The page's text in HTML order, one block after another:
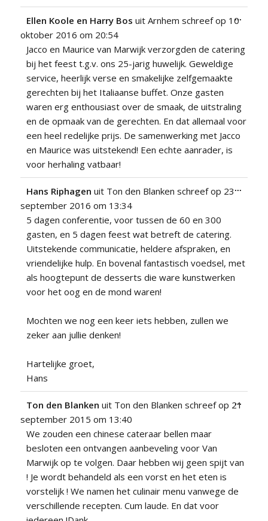
Ellen Koole en Harry Bos uit Arnhem schreef op 10
oktober 2016 om 20:54
Jacco en Maurice van Marwijk verzorgden de catering
bij het feest t.g.v. ons 25-jarig huwelijk. Geweldige
service, heerlijk verse en smakelijke zelfgemaakte
gerechten bij het Italiaanse buffet. Onze gasten
waren erg enthousiast over de smaak, de uitstraling
en de opmaak van de gerechten. En dat allemaal voor
een heel redelijke prijs. De samenwerking met Jacco
en Maurice was uitstekend! Een echte aanrader, is
voor herhaling vatbaar!
...
Hans Riphagen uit Ton den Blanken schreef op 23
september 2016 om 13:34
5 dagen conferentie, voor tussen de 60 en 300
gasten, en 5 dagen feest wat betreft de catering.
Uitstekende communicatie, heldere afspraken, en
vriendelijke hulp. En bovenal fantastisch voedsel, met
als hoogtepunt de desserts die ware kunstwerken
voor het oog en de mond waren!
Mochten we nog een keer iets hebben, zullen we
zeker aan jullie denken!
Hartelijke groet,
Hans
...
Ton den Blanken uit Ton den Blanken schreef op 21
september 2015 om 13:40
We zouden een chinese cateraar bellen maar
besloten een ontvangen aanbeveling voor Van
Marwijk op te volgen. Daar hebben wij geen spijt van
! Je wordt behandeld als een vorst en het eten is
vorstelijk ! We namen het culinair menu vanwege de
verschillende recepten. Cum laude. En dat voor
...